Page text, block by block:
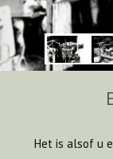
Het is alsof u